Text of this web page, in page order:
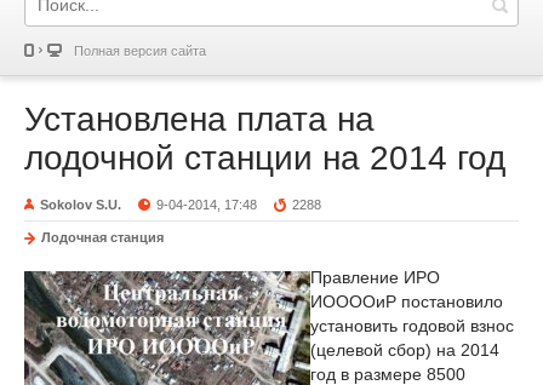
Полная версия сайта
Установлена плата на
лодочной станции на 2014 год
Sokolov S.U. 9-04-2014, 17:48 2288
Лодочная станция
Правление ИРО
ИООООиР постановило
установить годовой взнос
(целевой сбор) на 2014
год в размере 8500